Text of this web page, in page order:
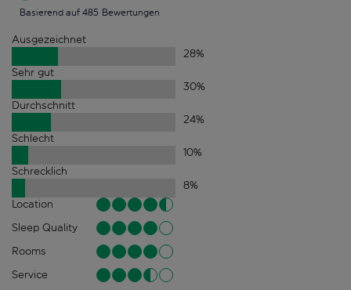
Basierend auf 485 Bewertungen
Ausgezeichnet
28%
Sehr gut
30%
Durchschnitt
24%
Schlecht
10%
Schrecklich
8%
Location
Sleep Quality
Rooms
Service